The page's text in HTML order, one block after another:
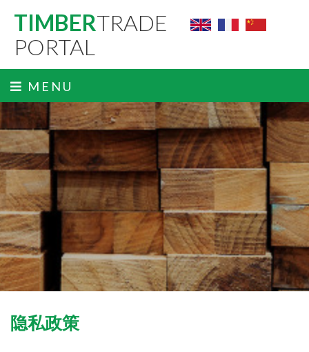
TIMBERTRADE
PORTAL
MENU
隐私政策